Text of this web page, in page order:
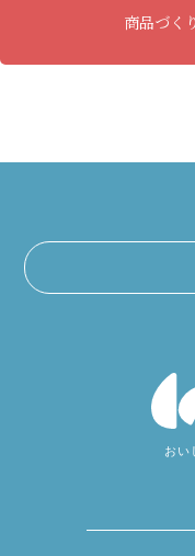
商品づく